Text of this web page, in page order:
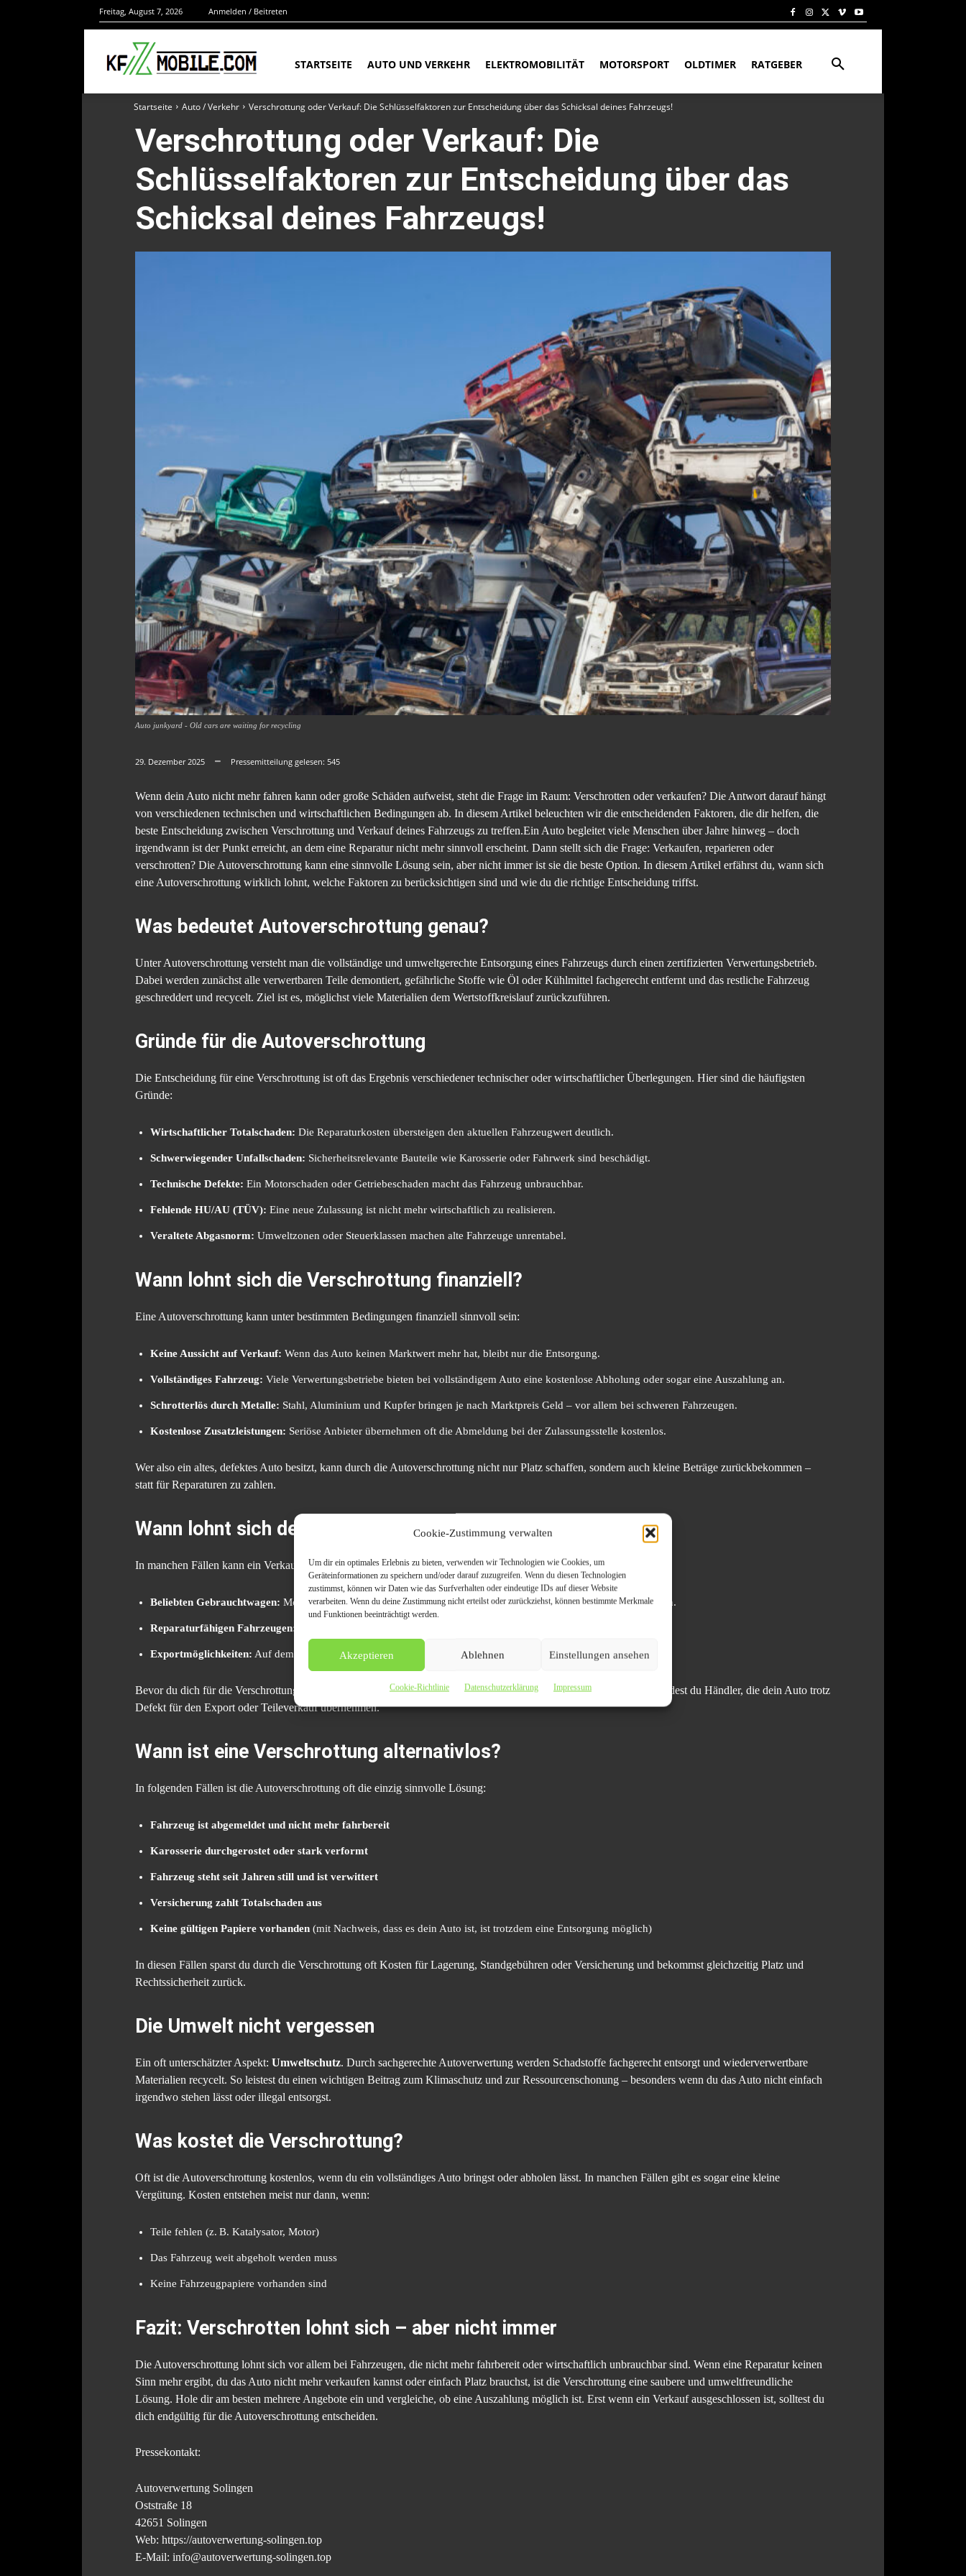
Cookie-Zustimmung verwalten
Um dir ein optimales Erlebnis zu bieten, verwenden wir Technologien wie Cookies, um
Geräteinformationen zu speichern und/oder darauf zuzugreifen. Wenn du diesen Technologien
zustimmst, können wir Daten wie das Surfverhalten oder eindeutige IDs auf dieser Website
verarbeiten. Wenn du deine Zustimmung nicht erteilst oder zurückziehst, können bestimmte Merkmale
und Funktionen beeinträchtigt werden.
Akzeptieren Ablehnen Einstellungen ansehen
Cookie-Richtlinie Datenschutzerklärung Impressum
Freitag, August 7, 2026 Anmelden / Beitreten
STARTSEITE AUTO UND VERKEHR ELEKTROMOBILITÄT MOTORSPORT OLDTIMER RATGEBER
Startseite Auto / Verkehr Verschrottung oder Verkauf: Die Schlüsselfaktoren zur Entscheidung über das Schicksal deines Fahrzeugs!
Verschrottung oder Verkauf: Die
Schlüsselfaktoren zur Entscheidung über das
Schicksal deines Fahrzeugs!
Auto junkyard - Old cars are waiting for recycling
29. Dezember 2025 Pressemitteilung gelesen: 545
Wenn dein Auto nicht mehr fahren kann oder große Schäden aufweist, steht die Frage im Raum: Verschrotten oder verkaufen? Die Antwort darauf hängt
von verschiedenen technischen und wirtschaftlichen Bedingungen ab. In diesem Artikel beleuchten wir die entscheidenden Faktoren, die dir helfen, die
beste Entscheidung zwischen Verschrottung und Verkauf deines Fahrzeugs zu treffen.Ein Auto begleitet viele Menschen über Jahre hinweg – doch
irgendwann ist der Punkt erreicht, an dem eine Reparatur nicht mehr sinnvoll erscheint. Dann stellt sich die Frage: Verkaufen, reparieren oder
verschrotten? Die Autoverschrottung kann eine sinnvolle Lösung sein, aber nicht immer ist sie die beste Option. In diesem Artikel erfährst du, wann sich
eine Autoverschrottung wirklich lohnt, welche Faktoren zu berücksichtigen sind und wie du die richtige Entscheidung triffst.
Was bedeutet Autoverschrottung genau?
Unter Autoverschrottung versteht man die vollständige und umweltgerechte Entsorgung eines Fahrzeugs durch einen zertifizierten Verwertungsbetrieb.
Dabei werden zunächst alle verwertbaren Teile demontiert, gefährliche Stoffe wie Öl oder Kühlmittel fachgerecht entfernt und das restliche Fahrzeug
geschreddert und recycelt. Ziel ist es, möglichst viele Materialien dem Wertstoffkreislauf zurückzuführen.
Gründe für die Autoverschrottung
Die Entscheidung für eine Verschrottung ist oft das Ergebnis verschiedener technischer oder wirtschaftlicher Überlegungen. Hier sind die häufigsten
Gründe:
Wirtschaftlicher Totalschaden: Die Reparaturkosten übersteigen den aktuellen Fahrzeugwert deutlich.
Schwerwiegender Unfallschaden: Sicherheitsrelevante Bauteile wie Karosserie oder Fahrwerk sind beschädigt.
Technische Defekte: Ein Motorschaden oder Getriebeschaden macht das Fahrzeug unbrauchbar.
Fehlende HU/AU (TÜV): Eine neue Zulassung ist nicht mehr wirtschaftlich zu realisieren.
Veraltete Abgasnorm: Umweltzonen oder Steuerklassen machen alte Fahrzeuge unrentabel.
Wann lohnt sich die Verschrottung finanziell?
Eine Autoverschrottung kann unter bestimmten Bedingungen finanziell sinnvoll sein:
Keine Aussicht auf Verkauf: Wenn das Auto keinen Marktwert mehr hat, bleibt nur die Entsorgung.
Vollständiges Fahrzeug: Viele Verwertungsbetriebe bieten bei vollständigem Auto eine kostenlose Abholung oder sogar eine Auszahlung an.
Schrotterlös durch Metalle: Stahl, Aluminium und Kupfer bringen je nach Marktpreis Geld – vor allem bei schweren Fahrzeugen.
Kostenlose Zusatzleistungen: Seriöse Anbieter übernehmen oft die Abmeldung bei der Zulassungsstelle kostenlos.
Wer also ein altes, defektes Auto besitzt, kann durch die Autoverschrottung nicht nur Platz schaffen, sondern auch kleine Beträge zurückbekommen –
statt für Reparaturen zu zahlen.
Wann lohnt sich der Verkauf eher?
In manchen Fällen kann ein Verkauf statt derAutoverschrottungmehr Sinn machen. Dies ist oft der Fall bei:
Beliebten Gebrauchtwagen: Modelle mit hoher Nachfrage erzielen oft noch gute Preise – auch bei kleinen Mängeln.
Reparaturfähigen Fahrzeugen:
Exportmöglichkeiten: Auf dem internationalen Markt sind viele alte Fahrzeuge noch gefragt.
Bevor du dich für die Verschrottung entscheidest, solltest du also den potenziellen Verkaufswert prüfen. Manchmal findest du Händler, die dein Auto trotz
Defekt für den Export oder Teileverkauf übernehmen.
Wann ist eine Verschrottung alternativlos?
In folgenden Fällen ist die Autoverschrottung oft die einzig sinnvolle Lösung:
Fahrzeug ist abgemeldet und nicht mehr fahrbereit
Karosserie durchgerostet oder stark verformt
Fahrzeug steht seit Jahren still und ist verwittert
Versicherung zahlt Totalschaden aus
Keine gültigen Papiere vorhanden (mit Nachweis, dass es dein Auto ist, ist trotzdem eine Entsorgung möglich)
In diesen Fällen sparst du durch die Verschrottung oft Kosten für Lagerung, Standgebühren oder Versicherung und bekommst gleichzeitig Platz und
Rechtssicherheit zurück.
Die Umwelt nicht vergessen
Ein oft unterschätzter Aspekt: Umweltschutz. Durch sachgerechte Autoverwertung werden Schadstoffe fachgerecht entsorgt und wiederverwertbare
Materialien recycelt. So leistest du einen wichtigen Beitrag zum Klimaschutz und zur Ressourcenschonung – besonders wenn du das Auto nicht einfach
irgendwo stehen lässt oder illegal entsorgst.
Was kostet die Verschrottung?
Oft ist die Autoverschrottung kostenlos, wenn du ein vollständiges Auto bringst oder abholen lässt. In manchen Fällen gibt es sogar eine kleine
Vergütung. Kosten entstehen meist nur dann, wenn:
Teile fehlen (z. B. Katalysator, Motor)
Das Fahrzeug weit abgeholt werden muss
Keine Fahrzeugpapiere vorhanden sind
Fazit: Verschrotten lohnt sich – aber nicht immer
Die Autoverschrottung lohnt sich vor allem bei Fahrzeugen, die nicht mehr fahrbereit oder wirtschaftlich unbrauchbar sind. Wenn eine Reparatur keinen
Sinn mehr ergibt, du das Auto nicht mehr verkaufen kannst oder einfach Platz brauchst, ist die Verschrottung eine saubere und umweltfreundliche
Lösung. Hole dir am besten mehrere Angebote ein und vergleiche, ob eine Auszahlung möglich ist. Erst wenn ein Verkauf ausgeschlossen ist, solltest du
dich endgültig für die Autoverschrottung entscheiden.
Pressekontakt:
Autoverwertung Solingen
Oststraße 18
42651 Solingen
Web: https://autoverwertung-solingen.top
E-Mail: info@autoverwertung-solingen.top